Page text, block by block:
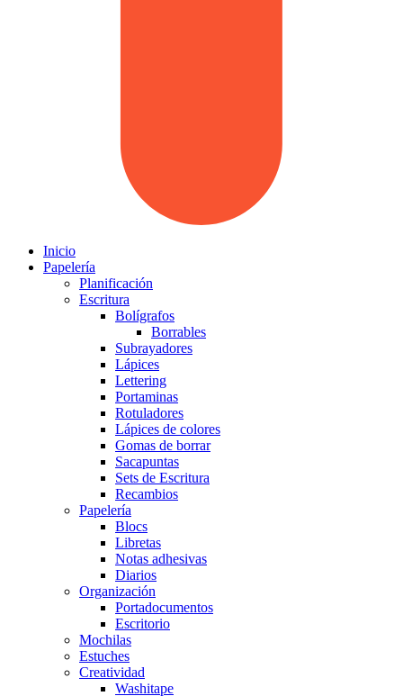
Inicio
Papelería
Planificación
Escritura
Bolígrafos
Borrables
Subrayadores
Lápices
Lettering
Portaminas
Rotuladores
Lápices de colores
Gomas de borrar
Sacapuntas
Sets de Escritura
Recambios
Papelería
Blocs
Libretas
Notas adhesivas
Diarios
Organización
Portadocumentos
Escritorio
Mochilas
Estuches
Creatividad
Washitape